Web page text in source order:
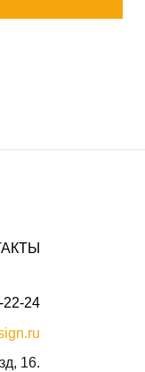
22-24
16.